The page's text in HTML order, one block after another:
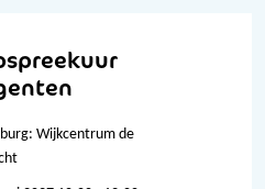
Wijkcentrum de